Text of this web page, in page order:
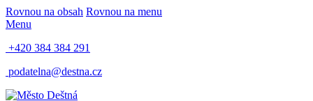
Rovnou na obsah Rovnou na menu
Menu
+420 384 384 291
podatelna@destna.cz